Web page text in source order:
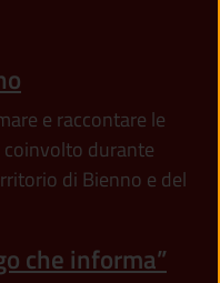
e raccontare le
durante
di Bienno e del
che informa”